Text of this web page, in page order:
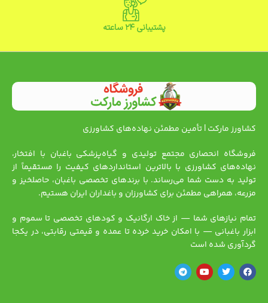
پشتیبانی ۲۴ ساعته
کشاورز مارکت | تأمین مطمئن نهاده‌های کشاورزی
فروشگاه انحصاری مجتمع تولیدی و گیاه‌پزشکی باغبان با افتخار،
نهاده‌های کشاورزی با بالاترین استانداردهای کیفیت را مستقیماً از
تولید به دست شما می‌رساند. با برندهای تخصصی باغبان، حاصلخیز و
مزرعه، همراهی مطمئن برای کشاورزان و باغداران ایران هستیم.
تمام نیازهای شما — از خاک ارگانیک و کودهای تخصصی تا سموم و
ابزار باغبانی — با امکان خرید خرده تا عمده و قیمتی رقابتی، در یکجا
گردآوری شده است